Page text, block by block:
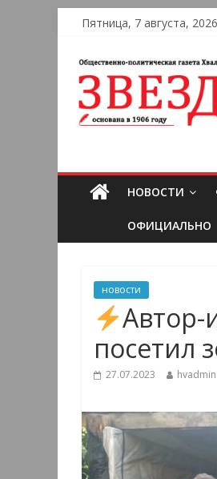
Пятница, 7 августа, 2026
НОВОСТИ
ОФИЦИАЛЬНО
новости
Автор-
посетил
27.07.2023 hvadmin